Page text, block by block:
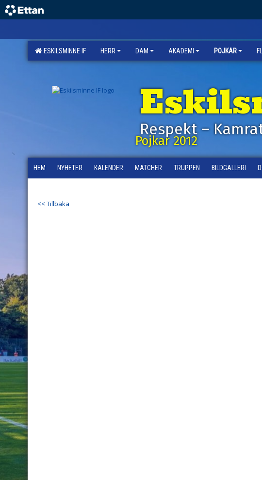
ESKILSMINNE IF HERR DAM AKADEMI POJKAR
Respekt –
Pojkar 2012
HEM NYHETER KALENDER MATCHER TRUPPEN BILDGALLERI
<< Tillbaka